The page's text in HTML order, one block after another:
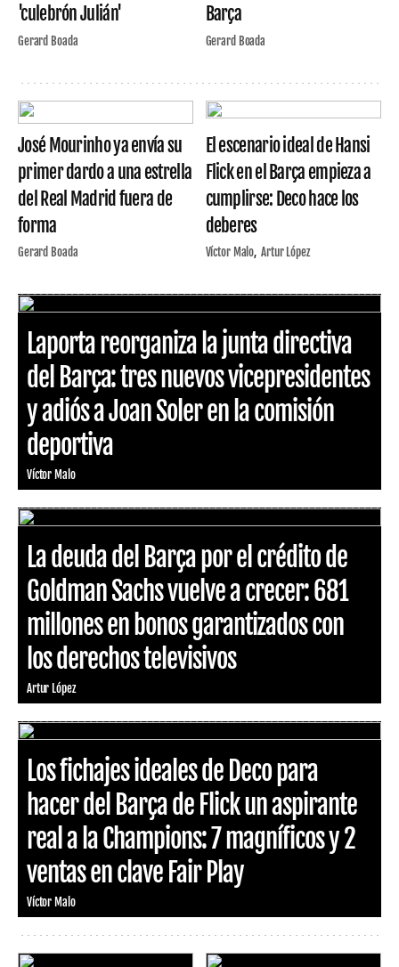
'culebrón Julián'
Gerard Boada
Barça
Gerard Boada
José Mourinho ya envía su
primer dardo a una estrella
del Real Madrid fuera de
forma
Gerard Boada
El escenario ideal de Hansi
Flick en el Barça empieza a
cumplirse: Deco hace los
deberes
Víctor Malo Artur López
Laporta reorganiza la junta directiva
del Barça: tres nuevos vicepresidentes
y adiós a Joan Soler en la comisión
deportiva
Víctor Malo
La deuda del Barça por el crédito de
Goldman Sachs vuelve a crecer: 681
millones en bonos garantizados con
los derechos televisivos
Artur López
Los fichajes ideales de Deco para
hacer del Barça de Flick un aspirante
real a la Champions: 7 magníficos y 2
ventas en clave Fair Play
Víctor Malo